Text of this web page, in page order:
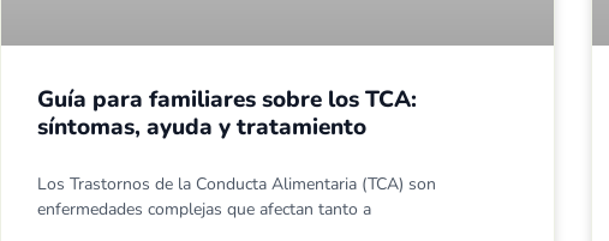
Guía para familiares sobre los TCA:
síntomas, ayuda y tratamiento
Los Trastornos de la Conducta Alimentaria (TCA) son
enfermedades complejas que afectan tanto a